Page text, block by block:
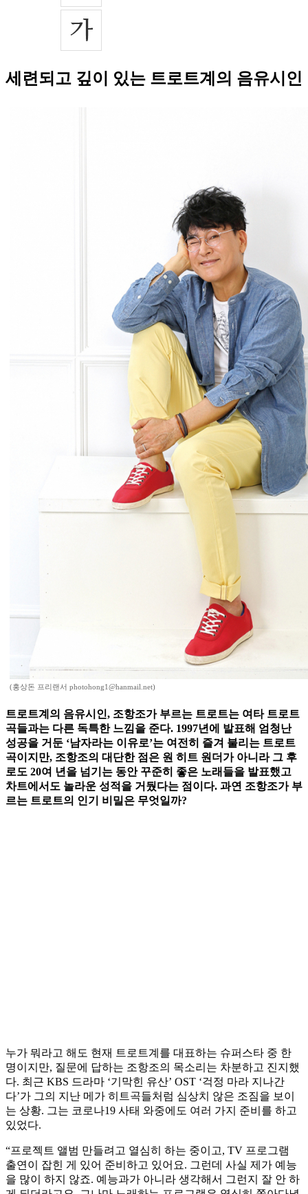
세련되고 깊이 있는 트로트계의 음유시인
(홍상돈 프리랜서 photohong1@hanmail.net)
트로트계의 음유시인, 조항조가 부르는 트로트는 여타 트로트
곡들과는 다른 독특한 느낌을 준다. 1997년에 발표해 엄청난
성공을 거둔 ‘남자라는 이유로’는 여전히 즐겨 불리는 트로트
곡이지만, 조항조의 대단한 점은 원 히트 원더가 아니라 그 후
로도 20여 년을 넘기는 동안 꾸준히 좋은 노래들을 발표했고
차트에서도 놀라운 성적을 거뒀다는 점이다. 과연 조항조가 부
르는 트로트의 인기 비밀은 무엇일까?
누가 뭐라고 해도 현재 트로트계를 대표하는 슈퍼스타 중 한
명이지만, 질문에 답하는 조항조의 목소리는 차분하고 진지했
다. 최근 KBS 드라마 ‘기막힌 유산’ OST ‘걱정 마라 지나간
다’가 그의 지난 메가 히트곡들처럼 심상치 않은 조짐을 보이
는 상황. 그는 코로나19 사태 와중에도 여러 가지 준비를 하고
있었다.
“프로젝트 앨범 만들려고 열심히 하는 중이고, TV 프로그램
출연이 잡힌 게 있어 준비하고 있어요. 그런데 사실 제가 예능
을 많이 하지 않죠. 예능과가 아니라 생각해서 그런지 잘 안 하